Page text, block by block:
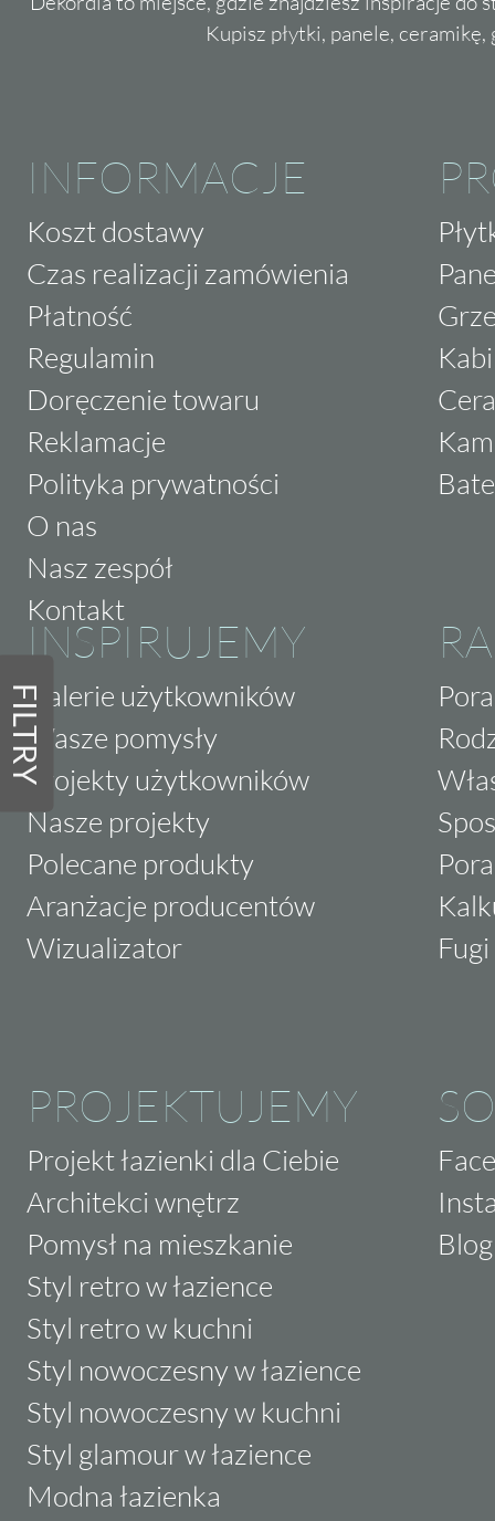
FILTRY
Kupisz płytki, panele,
INFORMACJE
Koszt dostawy
Czas realizacji zamówienia
Płatność
Regulamin
Doręczenie towaru
Reklamacje
Polityka prywatności
O nas
Nasz zespół
Kontakt
INSPIRUJEMY
Galerie użytkowników
Wasze pomysły
Projekty użytkowników
Nasze projekty
Polecane produkty
Aranżacje producentów
Wizualizator
PROJEKTUJEMY
Projekt łazienki dla Ciebie
Architekci wnętrz
Pomysł na mieszkanie
Styl retro w łazience
Styl retro w kuchni
Styl nowoczesny w łazience
Styl nowoczesny w kuchni
Styl glamour w łazience
Modna łazienka
Blog